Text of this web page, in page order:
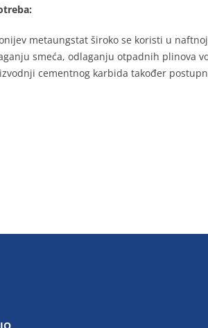
metaungstat široko se koristi u
smeća, odlaganju otpadnih plinova
cementnog karbida također